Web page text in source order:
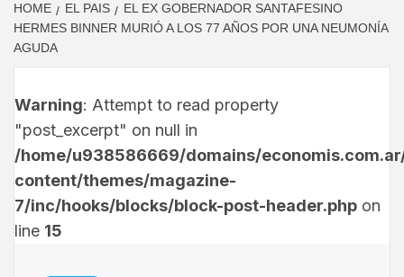
HOME EL PAIS
EL EX GOBERNADOR SANTAFESINO
HERMES BINNER MURIÓ A LOS 77 AÑOS POR UNA NEUMONÍA
AGUDA
Warning: Attempt to read property
"post_excerpt" on null in
/home/u938586669/domains/
content/themes/magazine-
7/inc/hooks/blocks/block-post-header.php on
line 15